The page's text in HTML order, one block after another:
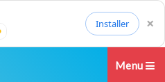
Installer ×
Menu